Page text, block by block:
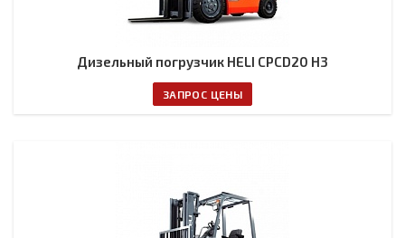
Дизельный погрузчик HELI CPCD20 H3
ЗАПРОС ЦЕНЫ